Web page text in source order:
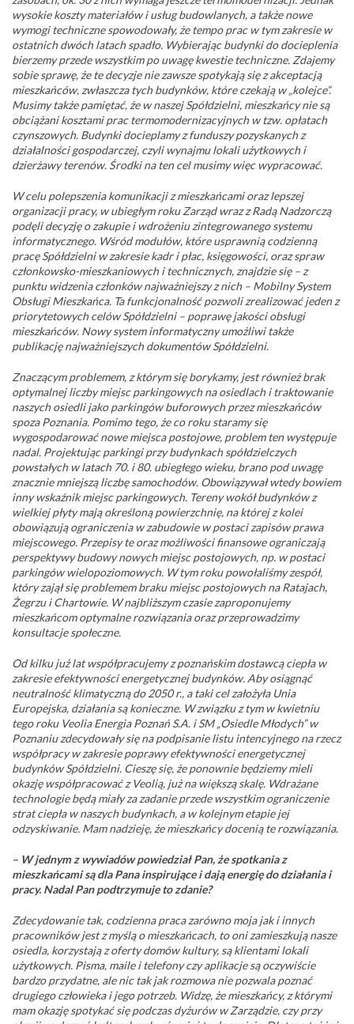
wysokie koszty materiałów i usług budowlanych, a także nowe
wymogi techniczne spowodowały, że tempo prac w tym zakresie w
ostatnich dwóch latach spadło. Wybierając budynki do docieplenia
bierzemy przede wszystkim po uwagę kwestie techniczne. Zdajemy
sobie sprawę, że te decyzje nie zawsze spotykają się z akceptacją
mieszkańców, zwłaszcza tych budynków, które czekają w „kolejce”.
Musimy także pamiętać, że w naszej Spółdzielni, mieszkańcy nie są
obciążani kosztami prac termomodernizacyjnych w tzw. opłatach
czynszowych. Budynki docieplamy z funduszy pozyskanych z
działalności gospodarczej, czyli wynajmu lokali użytkowych i
dzierżawy terenów. Środki na ten cel musimy więc wypracować.
W celu polepszenia komunikacji z mieszkańcami oraz lepszej
organizacji pracy, w ubiegłym roku Zarząd wraz z Radą Nadzorczą
podęli decyzję o zakupie i wdrożeniu zintegrowanego systemu
informatycznego. Wśród modułów, które usprawnią codzienną
pracę Spółdzielni w zakresie kadr i płac, księgowości, oraz spraw
członkowsko-mieszkaniowych i technicznych, znajdzie się – z
punktu widzenia członków najważniejszy z nich – Mobilny System
Obsługi Mieszkańca. Ta funkcjonalność pozwoli zrealizować jeden z
priorytetowych celów Spółdzielni – poprawę jakości obsługi
mieszkańców. Nowy system informatyczny umożliwi także
publikację najważniejszych dokumentów Spółdzielni.
Znaczącym problemem, z którym się borykamy, jest również brak
optymalnej liczby miejsc parkingowych na osiedlach i traktowanie
naszych osiedli jako parkingów buforowych przez mieszkańców
spoza Poznania. Pomimo tego, że co roku staramy się
wygospodarować nowe miejsca postojowe, problem ten występuje
nadal. Projektując parkingi przy budynkach spółdzielczych
powstałych w latach 70. i 80. ubiegłego wieku, brano pod uwagę
znacznie mniejszą liczbę samochodów. Obowiązywał wtedy bowiem
inny wskaźnik miejsc parkingowych. Tereny wokół budynków z
wielkiej płyty mają określoną powierzchnię, na której z kolei
obowiązują ograniczenia w zabudowie w postaci zapisów prawa
miejscowego. Przepisy te oraz możliwości finansowe ograniczają
perspektywy budowy nowych miejsc postojowych, np. w postaci
parkingów wielopoziomowych. W tym roku powołaliśmy zespół,
który zajął się problemem braku miejsc postojowych na Ratajach,
Żegrzu i Chartowie. W najbliższym czasie zaproponujemy
mieszkańcom optymalne rozwiązania oraz przeprowadzimy
konsultacje społeczne.
Od kilku już lat współpracujemy z poznańskim dostawcą ciepła w
zakresie efektywności energetycznej budynków. Aby osiągnąć
neutralność klimatyczną do 2050 r., a taki cel założyła Unia
Europejska, działania są konieczne. W związku z tym w kwietniu
tego roku Veolia Energia Poznań S.A. i SM „Osiedle Młodych” w
Poznaniu zdecydowały się na podpisanie listu intencyjnego na rzecz
współpracy w zakresie poprawy efektywności energetycznej
budynków Spółdzielni. Cieszę się, że ponownie będziemy mieli
okazję współpracować z Veolią, już na większą skalę. Wdrażane
technologie będą miały za zadanie przede wszystkim ograniczenie
strat ciepła w naszych budynkach, a w kolejnym etapie jej
odzyskiwanie. Mam nadzieję, że mieszkańcy docenią te rozwiązania.
– W jednym z wywiadów powiedział Pan, że spotkania z
mieszkańcami są dla Pana inspirujące i dają energię do działania i
pracy. Nadal Pan podtrzymuje to zdanie?
Zdecydowanie tak, codzienna praca zarówno moja jak i innych
pracowników jest z myślą o mieszkańcach, to oni zamieszkują nasze
osiedla, korzystają z oferty domów kultury, są klientami lokali
użytkowych. Pisma, maile i telefony czy aplikacje są oczywiście
bardzo przydatne, ale nic tak jak rozmowa nie pozwala poznać
drugiego człowieka i jego potrzeb. Widzę, że mieszkańcy, z którymi
mam okazję spotykać się podczas dyżurów w Zarządzie, czy przy